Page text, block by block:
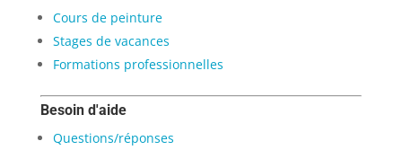
Cours de peinture
Stages de vacances
Formations professionnelles
Besoin d'aide
Questions/réponses